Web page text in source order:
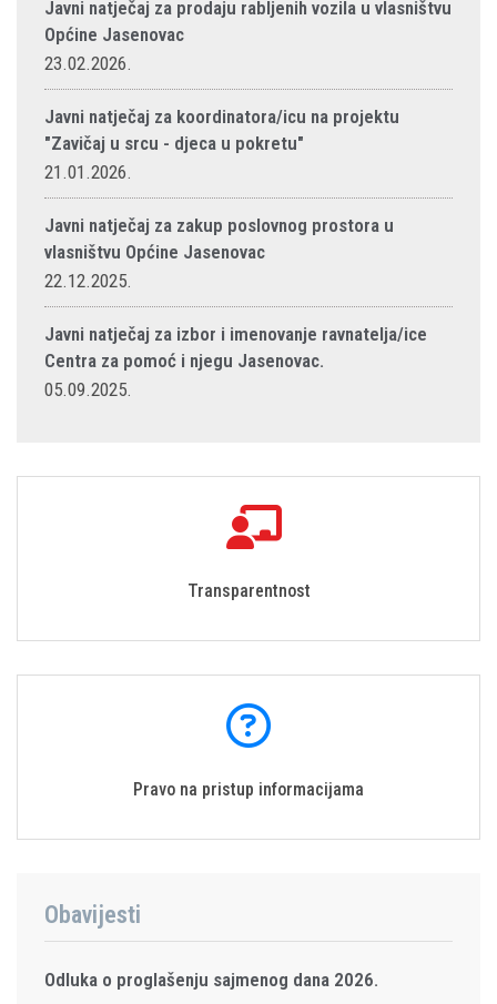
Javni natječaj za prodaju rabljenih vozila u vlasništvu
Općine Jasenovac
23.02.2026.
Javni natječaj za koordinatora/icu na projektu
"Zavičaj u srcu - djeca u pokretu"
21.01.2026.
Javni natječaj za zakup poslovnog prostora u
vlasništvu Općine Jasenovac
22.12.2025.
Javni natječaj za izbor i imenovanje ravnatelja/ice
Centra za pomoć i njegu Jasenovac.
05.09.2025.
Transparentnost
Pravo na pristup informacijama
Obavijesti
Odluka o proglašenju sajmenog dana 2026.